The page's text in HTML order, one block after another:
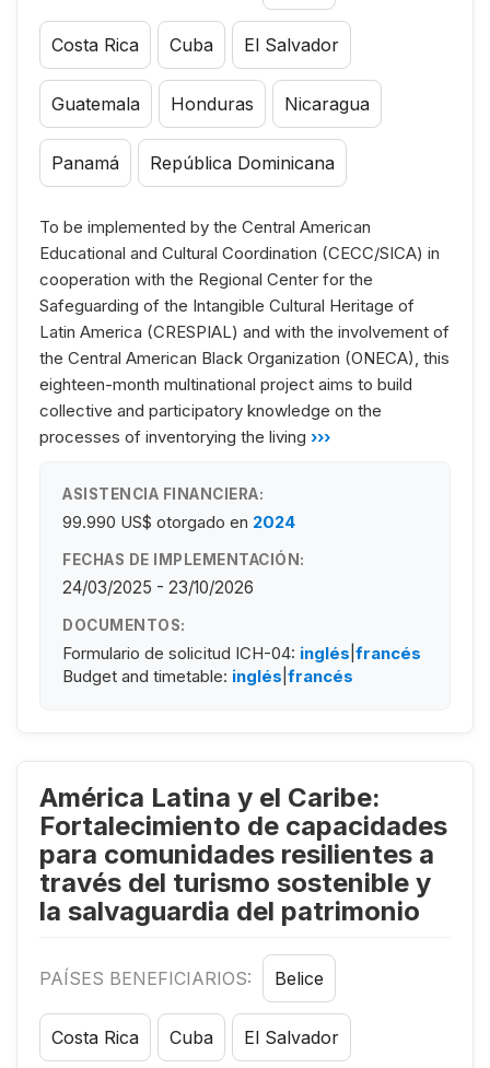
Costa Rica Cuba El Salvador
Guatemala Honduras Nicaragua
Panamá República Dominicana
To be implemented by the Central American
Educational and Cultural Coordination (CECC/SICA) in
cooperation with the Regional Center for the
Safeguarding of the Intangible Cultural Heritage of
Latin America (CRESPIAL) and with the involvement of
the Central American Black Organization (ONECA), this
eighteen-month multinational project aims to build
collective and participatory knowledge on the
processes of inventorying the living ›››
ASISTENCIA FINANCIERA:
99.990 US$ otorgado en 2024
FECHAS DE IMPLEMENTACIÓN:
24/03/2025 - 23/10/2026
DOCUMENTOS:
Formulario de solicitud ICH-04: inglés francés
Budget and timetable: inglés francés
América Latina y el Caribe:
Fortalecimiento de capacidades
para comunidades resilientes a
través del turismo sostenible y
la salvaguardia del patrimonio
PAÍSES BENEFICIARIOS: Belice
Costa Rica Cuba El Salvador